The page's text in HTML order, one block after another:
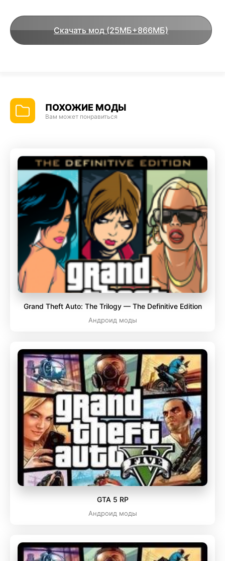
Скачать мод (25МБ+866МБ)
ПОХОЖИЕ МОДЫ
Вам может понравиться
Grand Theft Auto: The Trilogy — The Definitive Edition
Андроид моды
GTA 5 RP
Андроид моды